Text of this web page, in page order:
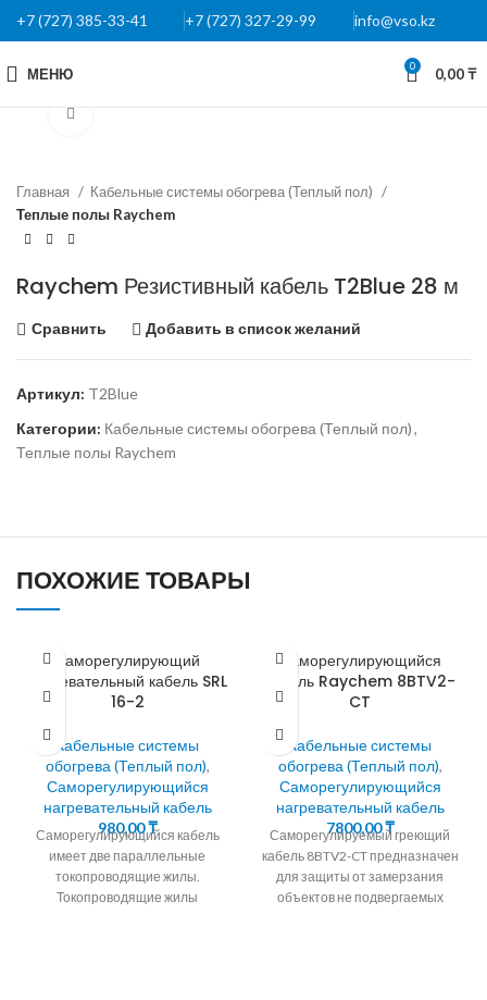
+7 (727) 385-33-41 +7 (727) 327-29-99 info@vso.kz
МЕНЮ 0 0,00₸
Главная
Кабельные системы обогрева (Теплый пол)
Теплые полы Raychem
Raychem Резистивный кабель T2Blue 28 м
Сравнить Добавить в список желаний
Артикул: T2Blue
Категории: Кабельные системы обогрева (Теплый пол),
Теплые полы Raychem
ПОХОЖИЕ ТОВАРЫ
Саморегулирующий
нагревательный кабель SRL
16-2
Кабельные системы
обогрева (Теплый пол),
Саморегулирующийся
нагревательный кабель
980,00₸
Саморегулирующийся кабель
имеет две параллельные
токопроводящие жилы.
Токопроводящие жилы
Саморегулирующийся
кабель Raychem 8BTV2-
CT
Кабельные системы
обогрева (Теплый пол),
Саморегулирующийся
нагревательный кабель
7800,00₸
Саморегулируемый греющий
кабель 8BTV2-CT предназначен
для защиты от замерзания
объектов не подвергаемых